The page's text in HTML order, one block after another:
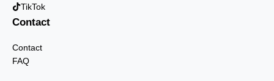
TikTok
Contact
Contact
FAQ